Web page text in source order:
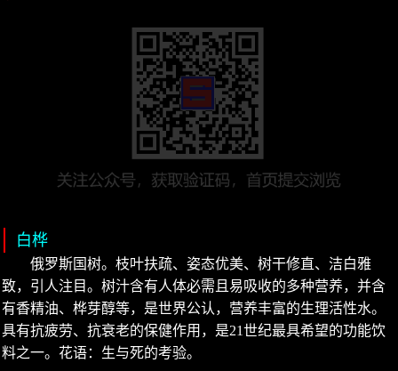
白桦
俄罗斯国树。枝叶扶疏、姿态优美、树干修直、洁白雅
致，引人注目。树汁含有人体必需且易吸收的多种营养，并含
有香精油、桦芽醇等，是世界公认，营养丰富的生理活性水。
具有抗疲劳、抗衰老的保健作用，是21世纪最具希望的功能饮
料之一。花语：生与死的考验。